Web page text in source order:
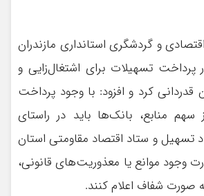
و گردشگری استانداری مازندران
پرداخت تسهیلات برای اشتغال‌زایی و
قدردانی کرد و افزود: با وجود پرداخت
سهم منابع، بانک‌ها باید در راستای
تسهیل و ستاد اقتصاد مقاومتی استان
وجود موانع یا معذوریت‌های قانونی،
صورت شفاف اعلام کنند.